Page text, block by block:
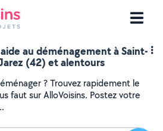
au déménagement à Saint-
(42) et alentours
? Trouvez rapidement le
faut sur AlloVoisins. Postez votre